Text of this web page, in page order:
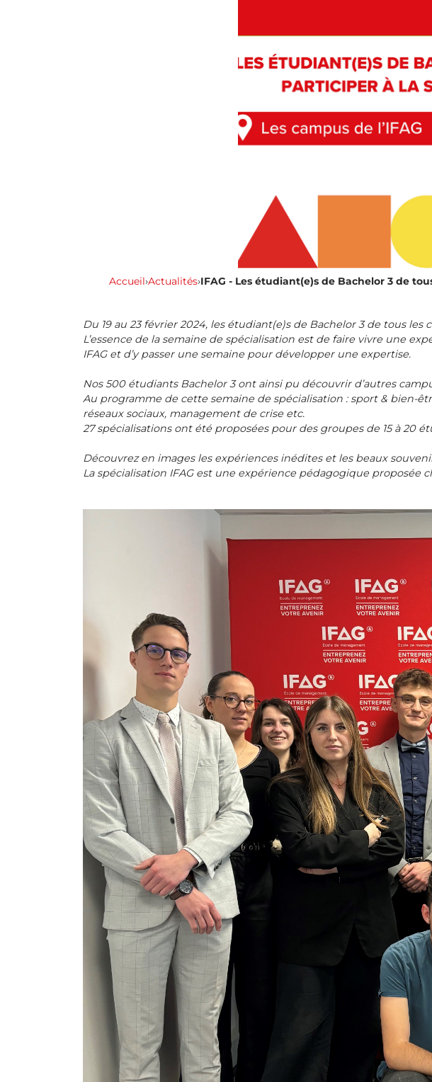
Accueil›Actualités›IFAG - Les étudiant(e)s de Bachelor 3 de
Du 19 au 23 février 2024, les étudiant(e)s de Bachelor 3 de tous
L’essence de la semaine de spécialisation est de faire vivre une
IFAG et d’y passer une semaine pour développer une expertise.
Nos 500 étudiants Bachelor 3 ont ainsi pu découvrir d’autres
Au programme de cette semaine de spécialisation : sport & bien-
réseaux sociaux, management de crise etc.
27 spécialisations ont été proposées pour des groupes de 15 à 20
Découvrez en images les expériences inédites et les beaux
La spécialisation IFAG est une expérience pédagogique proposée